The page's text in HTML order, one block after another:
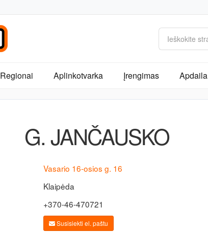
Regionai Aplinkotvarka Įrengimas Apdaila
G. JANČAUSKO
Vasario 16-osios g. 16
Klaipėda
+370-46-470721
Susisiekti el. paštu